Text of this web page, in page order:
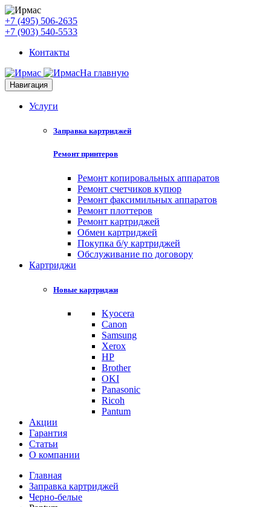
+7 (495) 506-2635
+7 (903) 540-5533
Контакты
На главную
Навигация
Услуги
Заправка картриджей
Ремонт принтеров
Ремонт копировальных аппаратов
Ремонт счетчиков купюр
Ремонт факсимильных аппаратов
Ремонт плоттеров
Ремонт картриджей
Обмен картриджей
Покупка б/у картриджей
Обслуживание по договору
Картриджи
Новые картриджи
Kyocera
Canon
Samsung
Xerox
HP
Brother
OKI
Panasonic
Ricoh
Pantum
Акции
Гарантия
Статьи
О компании
Главная
Заправка картриджей
Черно-белые